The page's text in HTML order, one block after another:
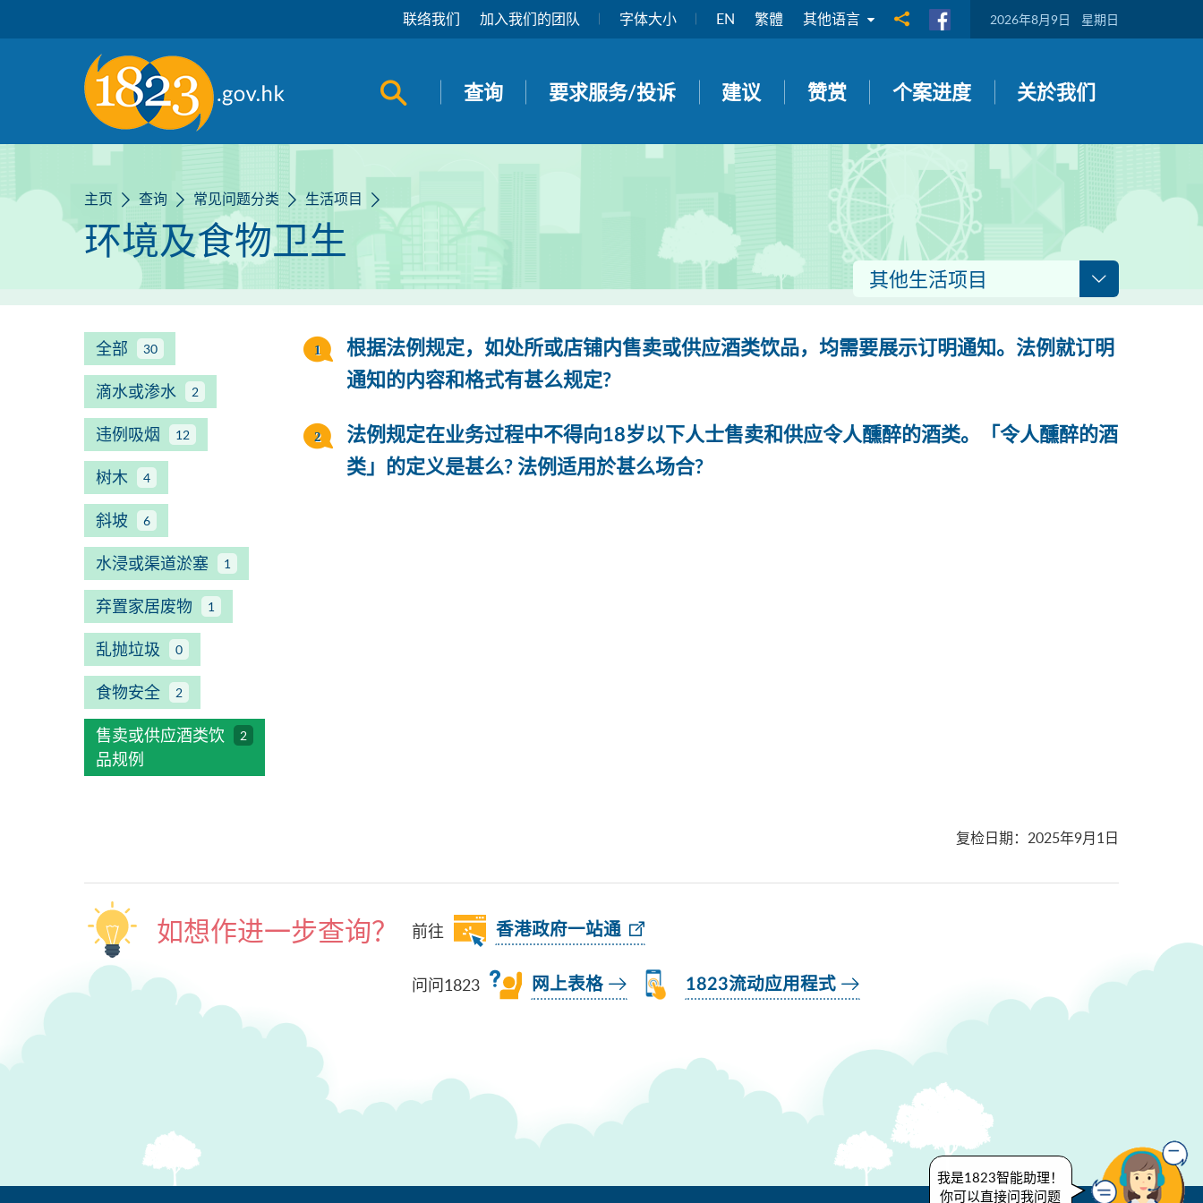
联络我们 加入我们的团队 字体大小 EN 繁體 其他语言 分享到 2026年8月9日 星期日
开启搜寻面板
查询 要求服务/投诉 建议 赞赏 个案进度 关於我们
主页 查询 常见问题分类 生活项目
环境及食物卫生
其他生活项目
全部 30
滴水或渗水 2
违例吸烟 12
树木 4
斜坡 6
水浸或渠道淤塞 1
弃置家居废物 1
乱抛垃圾 0
食物安全 2
售卖或供应酒类饮
品规例
2
根据法例规定，如处所或店铺内售卖或供应酒类饮品，均需要展示订明通知。法例就订明
通知的内容和格式有甚么规定?
法例规定在业务过程中不得向18岁以下人士售卖和供应令人醺醉的酒类。「令人醺醉的酒
类」的定义是甚么? 法例适用於甚么场合?
复检日期： 2025年9月1日
如想作进一步查询？ 前往 香港政府一站通
问问1823 网上表格 1823流动应用程式
我是1823智能助理！
你可以直接问我问题